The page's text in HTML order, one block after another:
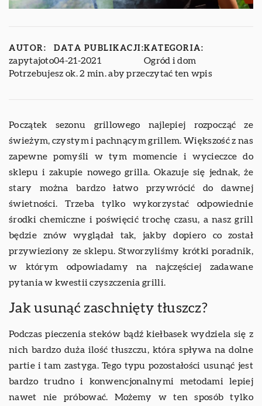
AUTOR:
zapytajoto
DATA PUBLIKACJI:
04-21-2021
KATEGORIA:
Ogród i dom
Potrzebujesz ok. 2 min. aby przeczytać ten wpis
Początek sezonu grillowego najlepiej rozpocząć ze
świeżym, czystym i pachnącym grillem. Większość z nas
zapewne pomyśli w tym momencie i wycieczce do
sklepu i zakupie nowego grilla. Okazuje się jednak, że
stary można bardzo łatwo przywrócić do dawnej
świetności. Trzeba tylko wykorzystać odpowiednie
środki chemiczne i poświęcić trochę czasu, a nasz grill
będzie znów wyglądał tak, jakby dopiero co został
przywieziony ze sklepu. Stworzyliśmy krótki poradnik,
w którym odpowiadamy na najczęściej zadawane
pytania w kwestii czyszczenia grilli.
Jak usunąć zaschnięty tłuszcz?
Podczas pieczenia steków bądź kiełbasek wydziela się z
nich bardzo duża ilość tłuszczu, która spływa na dolne
partie i tam zastyga. Tego typu pozostałości usunąć jest
bardzo trudno i konwencjonalnymi metodami lepiej
nawet nie próbować. Możemy w ten sposób tylko